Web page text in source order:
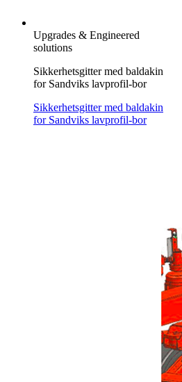
Upgrades & Engineered
solutions
Sikkerhetsgitter med baldakin
for Sandviks lavprofil-bor
Sikkerhetsgitter med baldakin
for Sandviks lavprofil-bor